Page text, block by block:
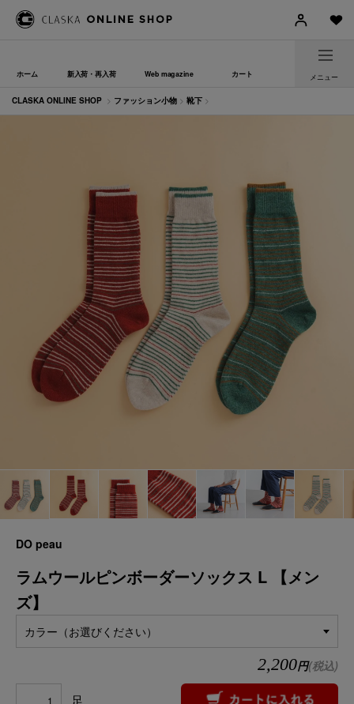
ホーム 新入荷・再入荷 Web magazine カート メニュー
CLASKA ONLINE SHOP > ファッション小物 > 靴下 >
DO peau
ラムウールピンボーダーソックス L 【メン
ズ】
カラー（お選びください）
2,200円(税込)
足